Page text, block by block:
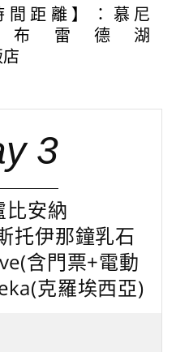
間距離】：慕尼
布雷德湖
3
比安納
托伊那鐘乳石
含門票+電動
克羅埃西亞)